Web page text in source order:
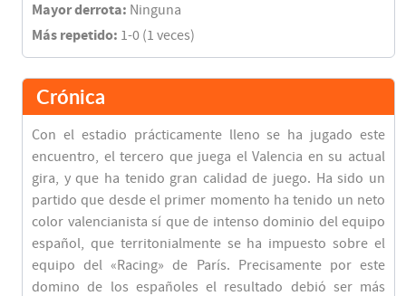
Mayor derrota: Ninguna
Más repetido: 1-0 (1 veces)
Crónica
Con el estadio prácticamente lleno se ha jugado este
encuentro, el tercero que juega el Valencia en su actual
gira, y que ha tenido gran calidad de juego. Ha sido un
partido que desde el primer momento ha tenido un neto
color valencianista sí que de intenso dominio del equipo
español, que territonialmente se ha impuesto sobre el
equipo del «Racing» de París. Precisamente por este
domino de los españoles el resultado debió ser más